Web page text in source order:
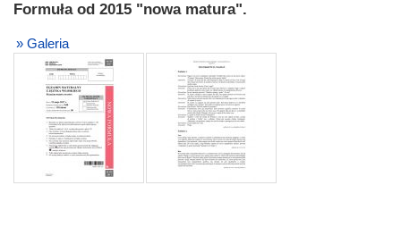
Formuła od 2015 "nowa matura".
» Galeria